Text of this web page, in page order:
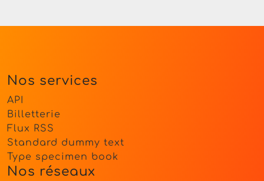
Nos services
API
Billetterie
Flux RSS
Standard dummy text
Type specimen book
Nos réseaux